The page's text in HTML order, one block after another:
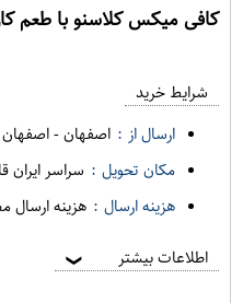
کافی میکس کلاسنو با طعم کارامل
شرایط خرید
ارسال از : اصفهان-اصفهان
مکان تحویل : سراسر ایران
هزینه ارسال : هزینه ارسال
اطلاعات بیشتر ❯